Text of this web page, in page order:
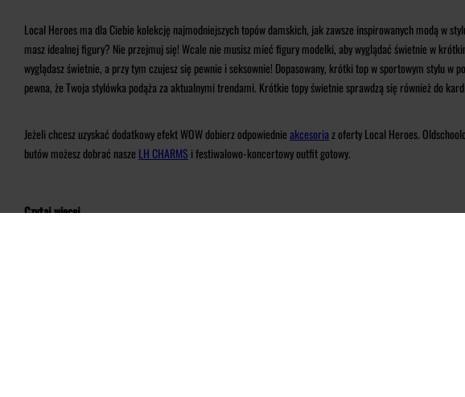
Local Heroes ma dla Ciebie kolekcję najmodniejszych topów damskich, jak zawsze inspirowanych modą w
masz idealnej figury? Nie przejmuj się! Wcale nie musisz mieć figury modelki, aby wyglądać świetnie w
wyglądasz świetnie, a przy tym czujesz się pewnie i seksownie! Dopasowany, krótki top w sportowym stylu
pewna, że Twoja stylówka podąża za aktualnymi trendami. Krótkie topy świetnie sprawdzą się również do
Jeżeli chcesz uzyskać dodatkowy efekt WOW dobierz odpowiednie akcesoria z oferty Local Heroes.
butów możesz dobrać nasze LH CHARMS i festiwalowo-koncertowy outfit gotowy.
Czytaj więcej